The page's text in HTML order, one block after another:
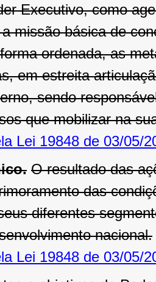
Executivo, como
missão básica de
ordenada, as
em estreita
sendo
que mobilizar na
Lei 19848 de 03/05/
O resultado das
das
diferentes
nacional.
Lei 19848 de 03/05/